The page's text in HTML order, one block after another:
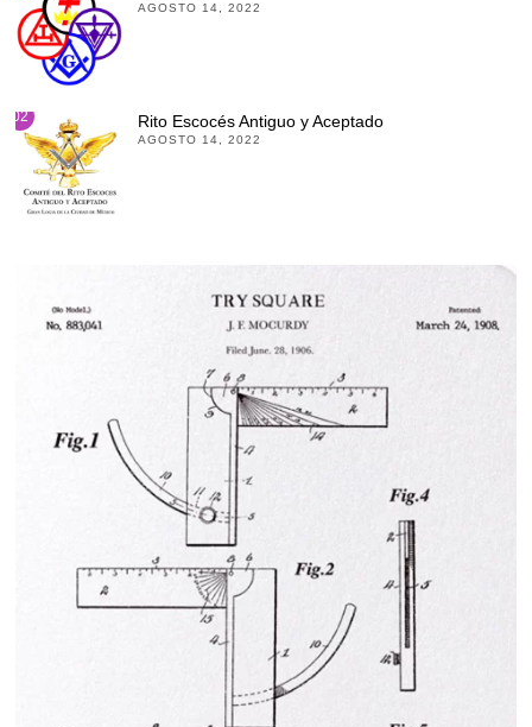
AGOSTO 14, 2022
02 Rito Escocés Antiguo y Aceptado
AGOSTO 14, 2022